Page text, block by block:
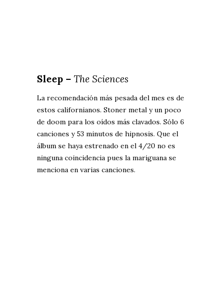
Sleep – The Sciences
La recomendación más pesada del mes es de
estos californianos. Stoner metal y un poco
de doom para los oídos más clavados. Sólo 6
canciones y 53 minutos de hipnosis. Que el
álbum se haya estrenado en el 4/20 no es
ninguna coincidencia pues la mariguana se
menciona en varias canciones.